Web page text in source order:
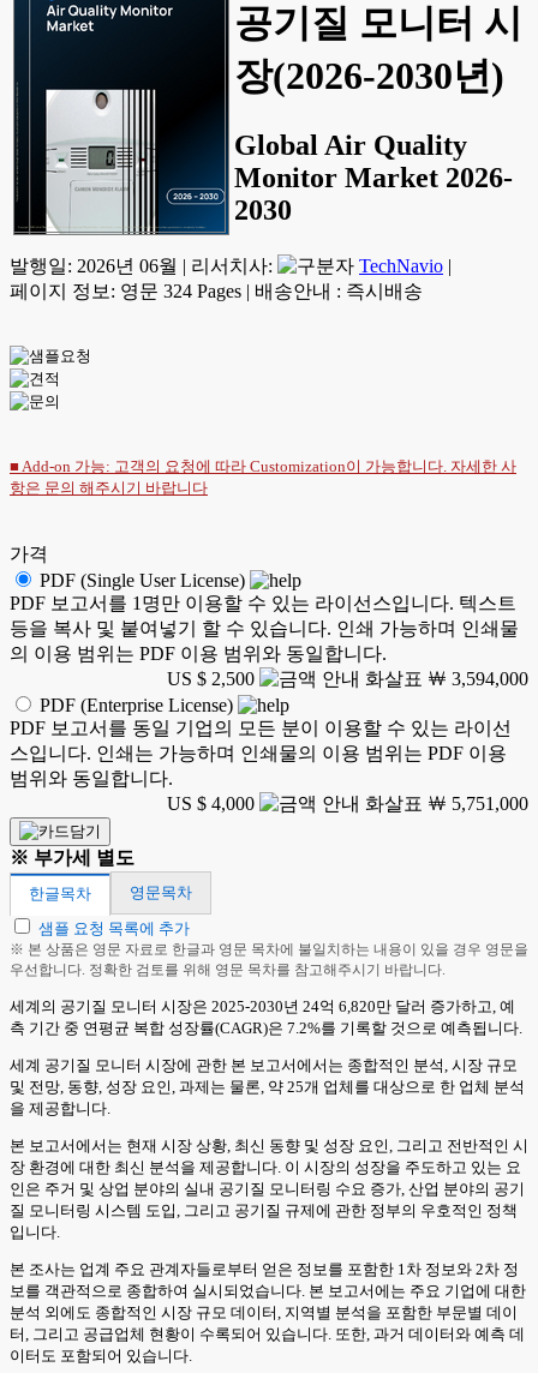
공기질 모니터 시
장(2026-2030년)
Global Air Quality
Monitor Market 2026-
2030
발행일: 2026년 06월 | 리서치사: TechNavio |
페이지 정보: 영문 324 Pages | 배송안내 : 즉시배송
■ Add-on 가능: 고객의 요청에 따라 Customization이 가능합니다. 자세한 사
항은 문의 해주시기 바랍니다
가격
PDF (Single User License)
PDF 보고서를 1명만 이용할 수 있는 라이선스입니다. 텍스트
등을 복사 및 붙여넣기 할 수 있습니다. 인쇄 가능하며 인쇄물
의 이용 범위는 PDF 이용 범위와 동일합니다.
US $ 2,500
￦ 3,594,000
PDF (Enterprise License)
PDF 보고서를 동일 기업의 모든 분이 이용할 수 있는 라이선
스입니다. 인쇄는 가능하며 인쇄물의 이용 범위는 PDF 이용
범위와 동일합니다.
US $ 4,000
￦ 5,751,000
※ 부가세 별도
한글목차
영문목차
샘플 요청 목록에 추가
※ 본 상품은 영문 자료로 한글과 영문 목차에 불일치하는 내용이 있을 경우 영문을
우선합니다. 정확한 검토를 위해 영문 목차를 참고해주시기 바랍니다.
세계의 공기질 모니터 시장은 2025-2030년 24억 6,820만 달러 증가하고, 예
측 기간 중 연평균 복합 성장률(CAGR)은 7.2%를 기록할 것으로 예측됩니다.
세계 공기질 모니터 시장에 관한 본 보고서에서는 종합적인 분석, 시장 규모
및 전망, 동향, 성장 요인, 과제는 물론, 약 25개 업체를 대상으로 한 업체 분석
을 제공합니다.
본 보고서에서는 현재 시장 상황, 최신 동향 및 성장 요인, 그리고 전반적인 시
장 환경에 대한 최신 분석을 제공합니다. 이 시장의 성장을 주도하고 있는 요
인은 주거 및 상업 분야의 실내 공기질 모니터링 수요 증가, 산업 분야의 공기
질 모니터링 시스템 도입, 그리고 공기질 규제에 관한 정부의 우호적인 정책
입니다.
본 조사는 업계 주요 관계자들로부터 얻은 정보를 포함한 1차 정보와 2차 정
보를 객관적으로 종합하여 실시되었습니다. 본 보고서에는 주요 기업에 대한
분석 외에도 종합적인 시장 규모 데이터, 지역별 분석을 포함한 부문별 데이
터, 그리고 공급업체 현황이 수록되어 있습니다. 또한, 과거 데이터와 예측 데
이터도 포함되어 있습니다.